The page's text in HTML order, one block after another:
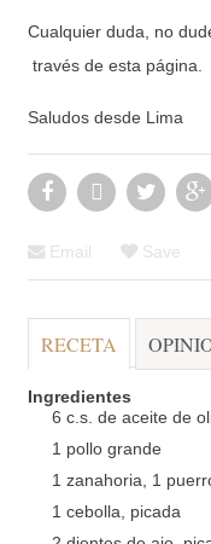
Cualquier duda, no
través de esta página.
Saludos desde Lima
Email Save
RECETA
Ingredientes
6 c.s. de aceite de
1 pollo grande
1 zanahoria, 1
1 cebolla, picada